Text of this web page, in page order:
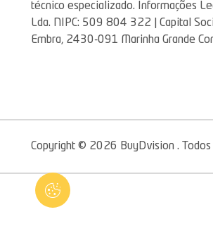
técnico especializado. Informações
Lda. NIPC: 509 804 322 | Capital
Embra, 2430-091 Marinha Grande
Copyright © 2026 BuyDvision .